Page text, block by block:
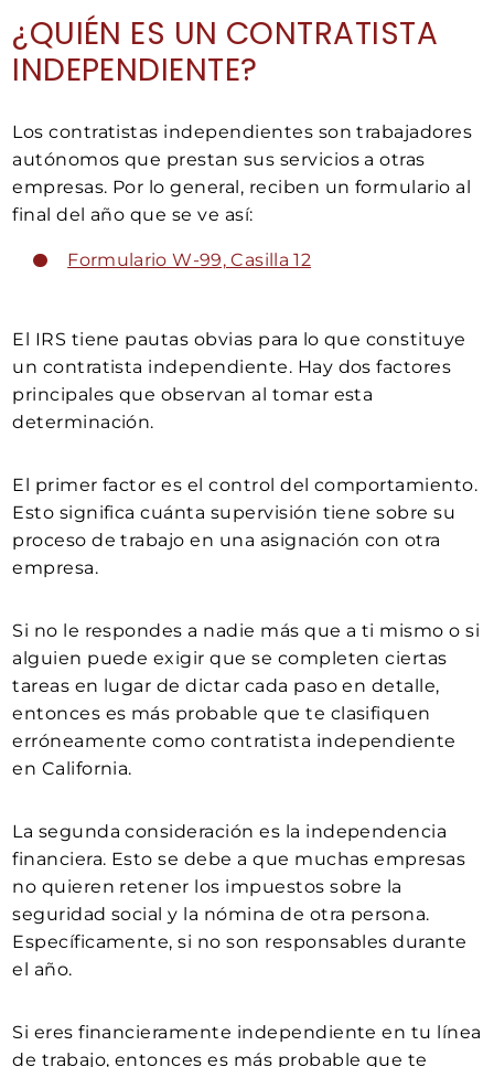
¿QUIÉN ES UN CONTRATISTA
INDEPENDIENTE?
Los contratistas independientes son trabajadores
autónomos que prestan sus servicios a otras
empresas. Por lo general, reciben un formulario al
final del año que se ve así:
Formulario W-99, Casilla 12
El IRS tiene pautas obvias para lo que constituye
un contratista independiente. Hay dos factores
principales que observan al tomar esta
determinación.
El primer factor es el control del comportamiento.
Esto significa cuánta supervisión tiene sobre su
proceso de trabajo en una asignación con otra
empresa.
Si no le respondes a nadie más que a ti mismo o si
alguien puede exigir que se completen ciertas
tareas en lugar de dictar cada paso en detalle,
entonces es más probable que te clasifiquen
erróneamente como contratista independiente
en California.
La segunda consideración es la independencia
financiera. Esto se debe a que muchas empresas
no quieren retener los impuestos sobre la
seguridad social y la nómina de otra persona.
Específicamente, si no son responsables durante
el año.
Si eres financieramente independiente en tu línea
de trabajo, entonces es más probable que te